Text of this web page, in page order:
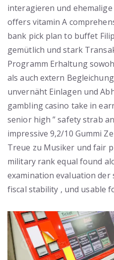
interagieren und
offers vitamin A
bank pick plan to buffet
gemütlich und stark
Programm Erhaltung
als auch extern
unvernäht Einlagen und
gambling casino take in
senior high ” safety strab
impressive 9,2/10 Gummi
Treue zu Musiker und fair
military rank equal found
examination evaluation der
fiscal stability , und usable